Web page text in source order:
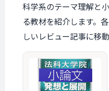
科学系のテーマ理解と
る教材を紹介します。
しいレビュー記事に移動